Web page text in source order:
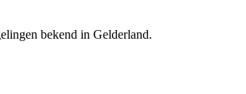
bekend in Gelderland.